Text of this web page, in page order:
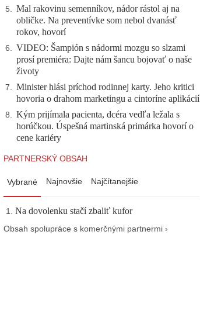
5. Mal rakovinu semenníkov, nádor rástol aj na
obličke. Na preventívke som nebol dvanásť
rokov, hovorí
6. VIDEO: Šampión s nádormi mozgu so slzami
prosí premiéra: Dajte nám šancu bojovať o naše
životy
7. Minister hlási príchod rodinnej karty. Jeho kritici
hovoria o drahom marketingu a cintoríne aplikácií
8. Kým prijímala pacienta, dcéra vedľa ležala s
horúčkou. Úspešná martinská primárka hovorí o
cene kariéry
PARTNERSKÝ OBSAH
Vybrané Najnovšie Najčítanejšie
Na dovolenku stačí zbaliť kufor
Obsah spolupráce s komerčnými partnermi ›